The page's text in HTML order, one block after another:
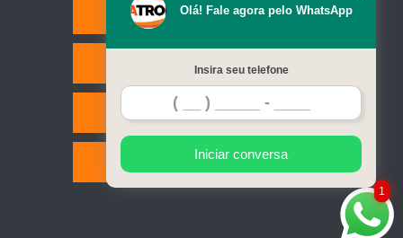
Missão
Serviços
Contato
Mapa do site
1
Olá! Fale agora pelo WhatsApp
Insira seu telefone
Iniciar conversa